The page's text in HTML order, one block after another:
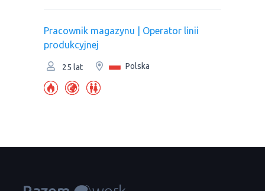
Рracownik magazynu | Оperator linii
produkcyjnej
25 lat Polska